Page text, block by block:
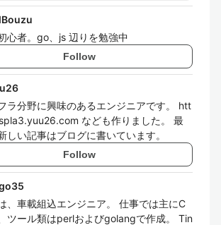
心者。go、js 辺りを勉強中
Follow
ラ分野に興味のあるエンジニアです。 htt
なども作りました。 最
しい記事はブログに書いています。
Follow
、車載組込エンジニア。 仕事では主にC
ツール類はperlおよびgolangで作成。 Tin